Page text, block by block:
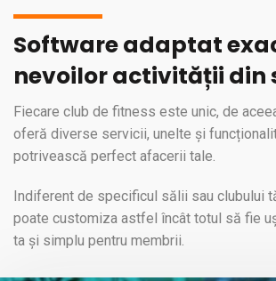
Software adaptat
nevoilor activității din
Fiecare club de fitness este unic, de
oferă diverse servicii, unelte și
potrivească perfect afacerii tale.
Indiferent de specificul sălii sau clubului
poate customiza astfel încât totul să fie
ta și simplu pentru membrii.